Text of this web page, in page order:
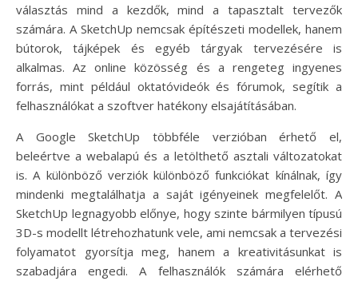
választás mind a kezdők, mind a tapasztalt tervezők
számára. A SketchUp nemcsak építészeti modellek, hanem
bútorok, tájképek és egyéb tárgyak tervezésére is
alkalmas. Az online közösség és a rengeteg ingyenes
forrás, mint például oktatóvideók és fórumok, segítik a
felhasználókat a szoftver hatékony elsajátításában.
A Google SketchUp többféle verzióban érhető el,
beleértve a webalapú és a letölthető asztali változatokat
is. A különböző verziók különböző funkciókat kínálnak, így
mindenki megtalálhatja a saját igényeinek megfelelőt. A
SketchUp legnagyobb előnye, hogy szinte bármilyen típusú
3D-s modellt létrehozhatunk vele, ami nemcsak a tervezési
folyamatot gyorsítja meg, hanem a kreativitásunkat is
szabadjára engedi. A felhasználók számára elérhető